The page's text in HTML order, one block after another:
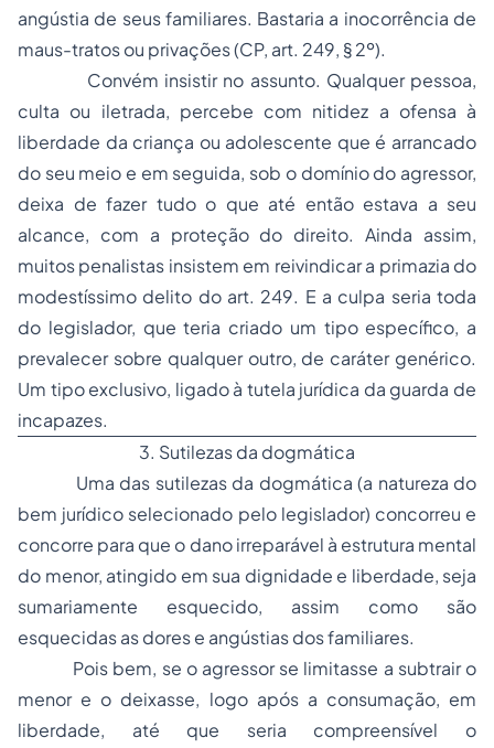
angústia de seus familiares. Bastaria a inocorrência de
maus-tratos ou privações (CP, art. 249, § 2º).
Convém insistir no assunto. Qualquer pessoa,
culta ou iletrada, percebe com nitidez a ofensa à
liberdade da criança ou adolescente que é arrancado
do seu meio e em seguida, sob o domínio do agressor,
deixa de fazer tudo o que até então estava a seu
alcance, com a proteção do direito. Ainda assim,
muitos penalistas insistem em reivindicar a primazia do
modestíssimo delito do art. 249. E a culpa seria toda
do legislador, que teria criado um tipo específico, a
prevalecer sobre qualquer outro, de caráter genérico.
Um tipo exclusivo, ligado à tutela jurídica da guarda de
incapazes.
3. Sutilezas da dogmática
Uma das sutilezas da dogmática (a natureza do
bem jurídico selecionado pelo legislador) concorreu e
concorre para que o dano irreparável à estrutura mental
do menor, atingido em sua dignidade e liberdade, seja
sumariamente esquecido, assim como são
esquecidas as dores e angústias dos familiares.
Pois bem, se o agressor se limitasse a subtrair o
menor e o deixasse, logo após a consumação, em
liberdade, até que seria compreensível o